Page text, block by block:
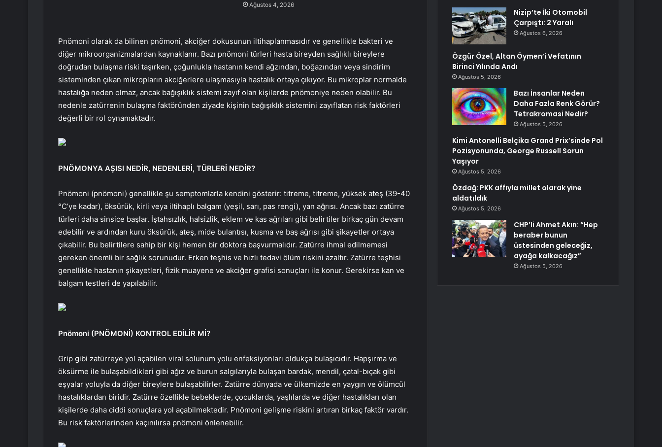
Ağustos 4, 2026
Pnömoni olarak da bilinen pnömoni, akciğer dokusunun iltihaplanmasıdır ve genellikle bakteri ve
diğer mikroorganizmalardan kaynaklanır. Bazı pnömoni türleri hasta bireyden sağlıklı bireylere
doğrudan bulaşma riski taşırken, çoğunlukla hastanın kendi ağzından, boğazından veya sindirim
sisteminden çıkan mikropların akciğerlere ulaşmasıyla hastalık ortaya çıkıyor. Bu mikroplar normalde
hastalığa neden olmaz, ancak bağışıklık sistemi zayıf olan kişilerde pnömoniye neden olabilir. Bu
nedenle zatürrenin bulaşma faktöründen ziyade kişinin bağışıklık sistemini zayıflatan risk faktörleri
değerli bir rol oynamaktadır.
PNÖMONYA AŞISI NEDİR, NEDENLERİ, TÜRLERİ NEDİR?
Pnömoni (pnömoni) genellikle şu semptomlarla kendini gösterir: titreme, titreme, yüksek ateş (39-40
°C’ye kadar), öksürük, kirli veya iltihaplı balgam (yeşil, sarı, pas rengi), yan ağrısı. Ancak bazı zatürre
türleri daha sinsice başlar. İştahsızlık, halsizlik, eklem ve kas ağrıları gibi belirtiler birkaç gün devam
edebilir ve ardından kuru öksürük, ateş, mide bulantısı, kusma ve baş ağrısı gibi şikayetler ortaya
çıkabilir. Bu belirtilere sahip bir kişi hemen bir doktora başvurmalıdır. Zatürre ihmal edilmemesi
gereken önemli bir sağlık sorunudur. Erken teşhis ve hızlı tedavi ölüm riskini azaltır. Zatürre teşhisi
genellikle hastanın şikayetleri, fizik muayene ve akciğer grafisi sonuçları ile konur. Gerekirse kan ve
balgam testleri de yapılabilir.
Pnömoni (PNÖMONİ) KONTROL EDİLİR Mİ?
Grip gibi zatürreye yol açabilen viral solunum yolu enfeksiyonları oldukça bulaşıcıdır. Hapşırma ve
öksürme ile bulaşabildikleri gibi ağız ve burun salgılarıyla bulaşan bardak, mendil, çatal-bıçak gibi
eşyalar yoluyla da diğer bireylere bulaşabilirler. Zatürre dünyada ve ülkemizde en yaygın ve ölümcül
hastalıklardan biridir. Zatürre özellikle bebeklerde, çocuklarda, yaşlılarda ve diğer hastalıkları olan
kişilerde daha ciddi sonuçlara yol açabilmektedir. Pnömoni gelişme riskini artıran birkaç faktör vardır.
Bu risk faktörlerinden kaçınılırsa pnömoni önlenebilir.
Nizip’te İki Otomobil
Çarpıştı: 2 Yaralı
Ağustos 6, 2026
Özgür Özel, Altan Öymen’i Vefatının
Birinci Yılında Andı
Ağustos 5, 2026
Bazı İnsanlar Neden
Daha Fazla Renk Görür?
Tetrakromasi Nedir?
Ağustos 5, 2026
Kimi Antonelli Belçika Grand Prix’sinde Pol
Pozisyonunda, George Russell Sorun
Yaşıyor
Ağustos 5, 2026
Özdağ: PKK affıyla millet olarak yine
aldatıldık
Ağustos 5, 2026
CHP’li Ahmet Akın: “Hep
beraber bunun
üstesinden geleceğiz,
ayağa kalkacağız”
Ağustos 5, 2026